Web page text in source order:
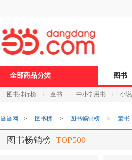
全部商品分类 图书
图书排行榜 童书 中小学用书 小说
当当网 > 图书榜 > 图书畅销榜 > 童书
图书畅销榜 TOP500
打
开
无
障
页
加